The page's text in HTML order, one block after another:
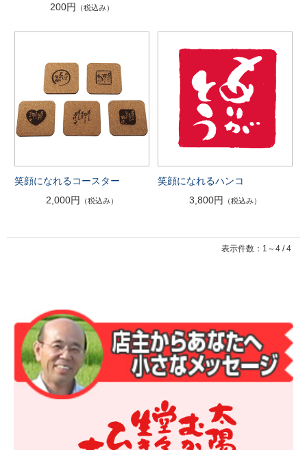
200円
（税込み）
笑顔になれるコースター
2,000円
（税込み）
笑顔になれるハンコ
3,800円
（税込み）
表示件数：1～4 / 4